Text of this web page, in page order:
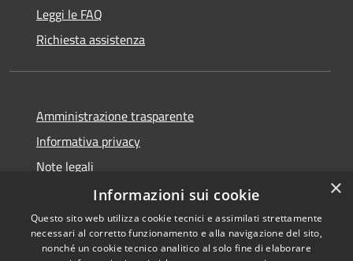
Leggi le FAQ
Richiesta assistenza
Amministrazione trasparente
Informativa privacy
Note legali
Dichiarazione di accessibilità
×
Informazioni sui cookie
Questo sito web utilizza cookie tecnici e assimilati strettamente
necessari al corretto funzionamento e alla navigazione del sito,
nonché un cookie tecnico analitico al solo fine di elaborare